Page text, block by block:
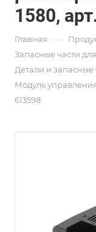
1580,
Главная —
Запасные части
Детали и запасные
Модуль
613598